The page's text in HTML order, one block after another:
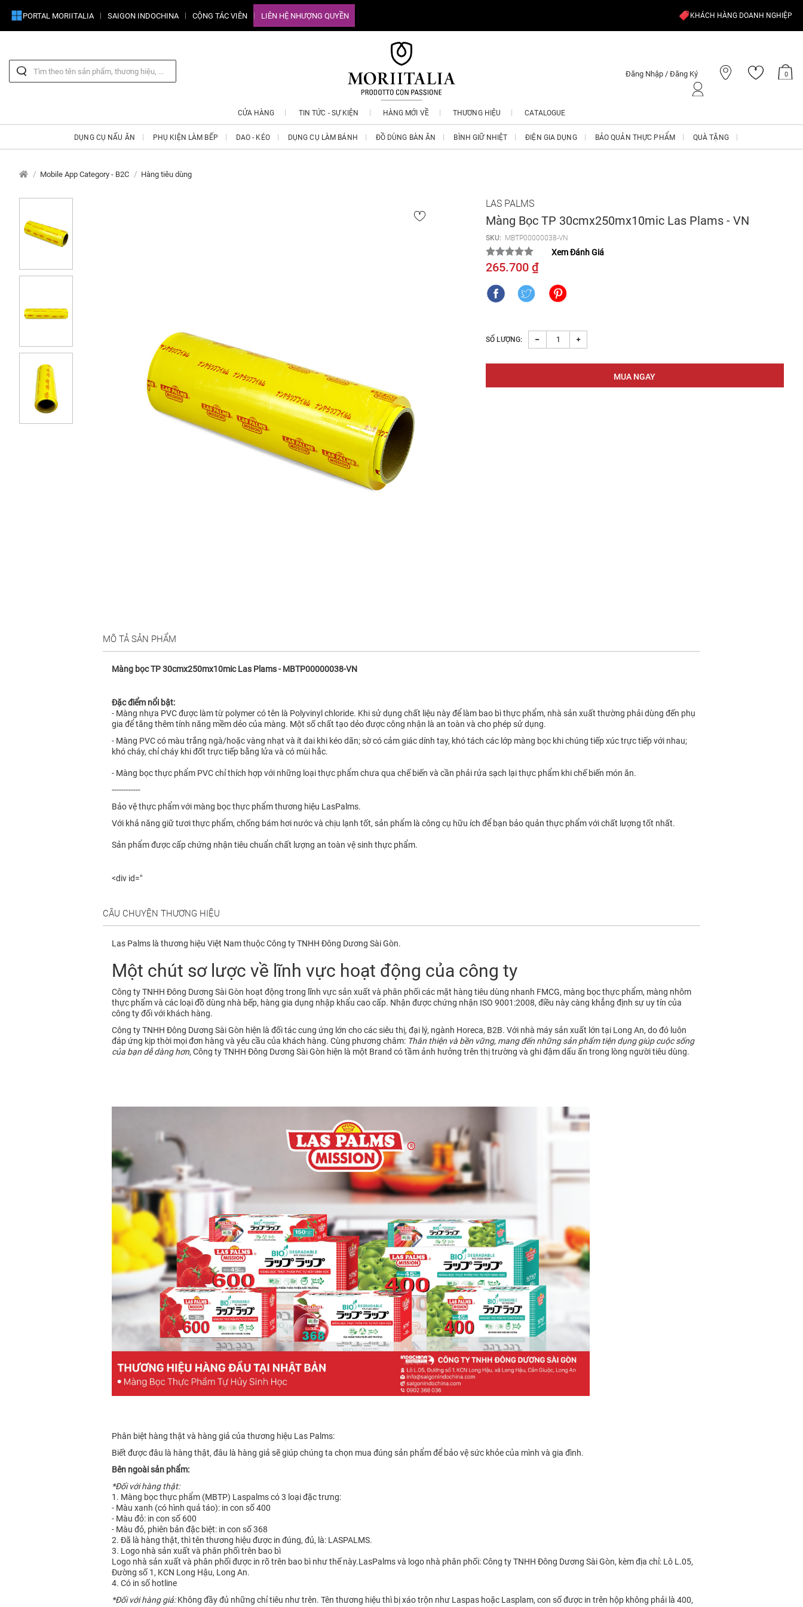
PORTAL MORIITALIA SAIGON INDOCHINA CỘNG TÁC VIÊN LIÊN HỆ NHƯỢNG QUYỀN KHÁCH HÀNG DOANH NGHIỆP
Đăng Nhập / Đăng Ký 0
CỬA HÀNG TIN TỨC - SỰ KIỆN HÀNG MỚI VỀ THƯƠNG HIỆU CATALOGUE
DỤNG CỤ NẤU ĂN PHỤ KIỆN LÀM BẾP DAO - KÉO DỤNG CỤ LÀM BÁNH ĐỒ DÙNG BÀN ĂN BÌNH GIỮ NHIỆT ĐIỆN GIA DỤNG BẢO QUẢN THỰC PHẨM QUÀ TẶNG
Mobile App Category - B2C Hàng tiêu dùng
LAS PALMS
Màng Bọc TP 30cmx250mx10mic Las Plams - VN
SKU: MBTP00000038-VN
Xem Đánh Giá
265.700 ₫
SỐ LƯỢNG:
MÔ TẢ SẢN PHẨM
Màng bọc TP 30cmx250mx10mic Las Plams - MBTP00000038-VN
Đặc điểm nổi bật:
- Màng nhựa PVC được làm từ polymer có tên là Polyvinyl chloride. Khi sử dụng chất liệu này để làm bao bì thực phẩm, nhà sản xuất thường phải dùng đến phụ
gia để tăng thêm tính năng mềm dẻo của màng. Một số chất tạo dẻo được công nhận là an toàn và cho phép sử dụng.
- Màng PVC có màu trắng ngà/hoặc vàng nhạt và ít dai khi kéo dãn; sờ có cảm giác dính tay, khó tách các lớp màng bọc khi chúng tiếp xúc trực tiếp với nhau;
khó cháy, chỉ cháy khi đốt trực tiếp bằng lửa và có mùi hắc.
- Màng bọc thực phẩm PVC chỉ thích hợp với những loại thực phẩm chưa qua chế biến và cần phải rửa sạch lại thực phẩm khi chế biến món ăn.
------------
Bảo vệ thực phẩm với màng bọc thực phẩm thương hiệu LasPalms.
Với khả năng giữ tươi thực phẩm, chống bám hơi nước và chịu lạnh tốt, sản phẩm là công cụ hữu ích để bạn bảo quản thực phẩm với chất lượng tốt nhất.
Sản phẩm được cấp chứng nhận tiêu chuẩn chất lượng an toàn vệ sinh thực phẩm.
<div id="
CÂU CHUYỆN THƯƠNG HIỆU
Las Palms là thương hiệu Việt Nam thuộc Công ty TNHH Đông Dương Sài Gòn.
Một chút sơ lược về lĩnh vực hoạt động của công ty
Công ty TNHH Đông Dương Sài Gòn hoạt động trong lĩnh vực sản xuất và phân phối các mặt hàng tiêu dùng nhanh FMCG, màng bọc thực phẩm, màng nhôm
thực phẩm và các loại đồ dùng nhà bếp, hàng gia dụng nhập khẩu cao cấp. Nhận được chứng nhận ISO 9001:2008, điều này càng khẳng định sự uy tín của
công ty đối với khách hàng.
Công ty TNHH Đông Dương Sài Gòn hiện là đối tác cung ứng lớn cho các siêu thị, đại lý, ngành Horeca, B2B. Với nhà máy sản xuất lớn tại Long An, do đó luôn
đáp ứng kịp thời mọi đơn hàng và yêu cầu của khách hàng. Cùng phương châm: Thân thiện và bền vững, mang đến những sản phẩm tiện dụng giúp cuộc sống
của bạn dễ dàng hơn, Công ty TNHH Đông Dương Sài Gòn hiện là một Brand có tầm ảnh hưởng trên thị trường và ghi đậm dấu ấn trong lòng người tiêu dùng.
Phân biệt hàng thật và hàng giả của thương hiệu Las Palms:
Biết được đâu là hàng thật, đâu là hàng giả sẽ giúp chúng ta chọn mua đúng sản phẩm để bảo vệ sức khỏe của mình và gia đình.
Bên ngoài sản phẩm:
*Đối với hàng thật:
1. Màng bọc thực phẩm (MBTP) Laspalms có 3 loại đặc trưng:
- Màu xanh (có hình quả táo): in con số 400
- Màu đỏ: in con số 600
- Màu đỏ, phiên bản đặc biệt: in con số 368
2. Đã là hàng thật, thì tên thương hiệu được in đúng, đủ, là: LASPALMS.
3. Logo nhà sản xuất và phân phối trên bao bì
Logo nhà sản xuất và phân phối được in rõ trên bao bì như thế này.LasPalms và logo nhà phân phối: Công ty TNHH Đông Dương Sài Gòn, kèm địa chỉ: Lô L.05,
Đường số 1, KCN Long Hậu, Long An.
4. Có in số hotline
*Đối với hàng giả:Không đầy đủ những chỉ tiêu như trên. Tên thương hiệu thì bị xáo trộn như Laspas hoặc Lasplam, con số được in trên hộp không phải là 400,